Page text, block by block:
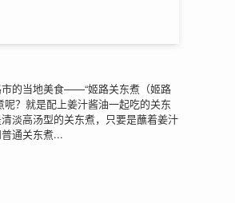
的当地美食——“姬路关东煮（姬路
？就是配上姜汁酱油一起吃的关东
淡高汤型的关东煮，只要是蘸着姜汁
通关东煮...